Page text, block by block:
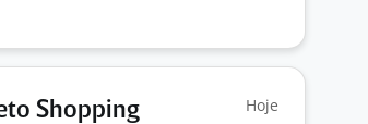
Shopping Hoje